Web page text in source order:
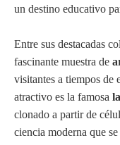
un destino educativo
Entre sus destacadas
fascinante muestra de
visitantes a tiempos de
atractivo es la famosa
clonado a partir de
ciencia moderna que